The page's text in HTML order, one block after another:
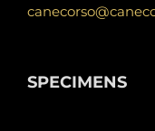
SPECIMENS